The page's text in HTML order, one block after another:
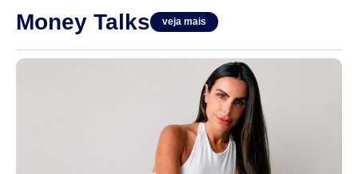
Money Talks veja mais